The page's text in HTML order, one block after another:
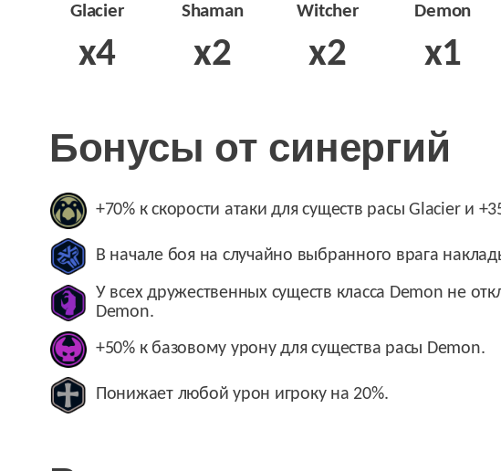
Glacier
x4
Shaman
x2
Witcher
x2
Demon
x1
Бонусы от синергий
+70% к скорости атаки для существ расы Glacier и
В начале боя на случайно выбранного врага
У всех дружественных существ класса Demon не
Demon.
+50% к базовому урону для существа расы Demon.
Понижает любой урон игроку на 20%.